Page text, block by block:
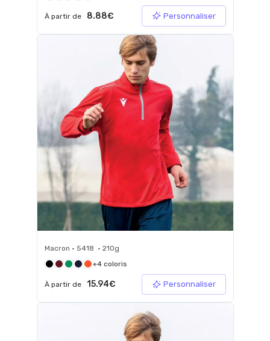
À partir de 8.88€ Personnaliser
Macron • 5418 • 210g
+4 coloris
À partir de 15.94€ Personnaliser